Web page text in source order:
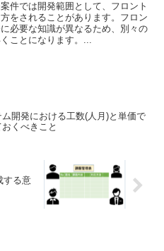
件では開発範囲として、フロント
をされることがあります。フロン
必要な知識が異なるため、別々の
ことになります。...
ム開発における工数(人月)と単価で
くべきこと
する意